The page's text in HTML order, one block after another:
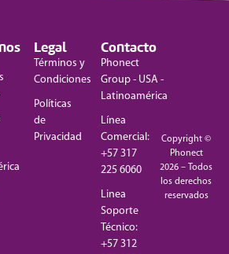
Legal
Términos y
Condiciones
Políticas
de
Privacidad
Contacto
Phonect
Group - USA -
Latinoamérica
Línea
Comercial:
+57 317
225 6060
Linea
Soporte
Técnico:
+57 312
Copyright ©
Phonect
2026 – Todos
los derechos
reservados